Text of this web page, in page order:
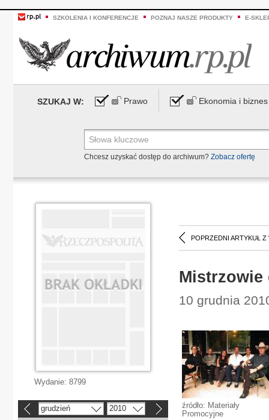
SZKOLENIA I KONFERENCJE POZNAJ NASZE PRODUKTY E-
SZUKAJ W: Prawo Ekonomia i biznes
Chcesz uzyskać dostęp do archiwum? Zobacz ofertę
POPRZEDNI ARTYKUŁ Z
Mistrzowie
10 grudnia
źródło: Materiały
Promocyjne
Wydanie: 8799
grudzień 2010